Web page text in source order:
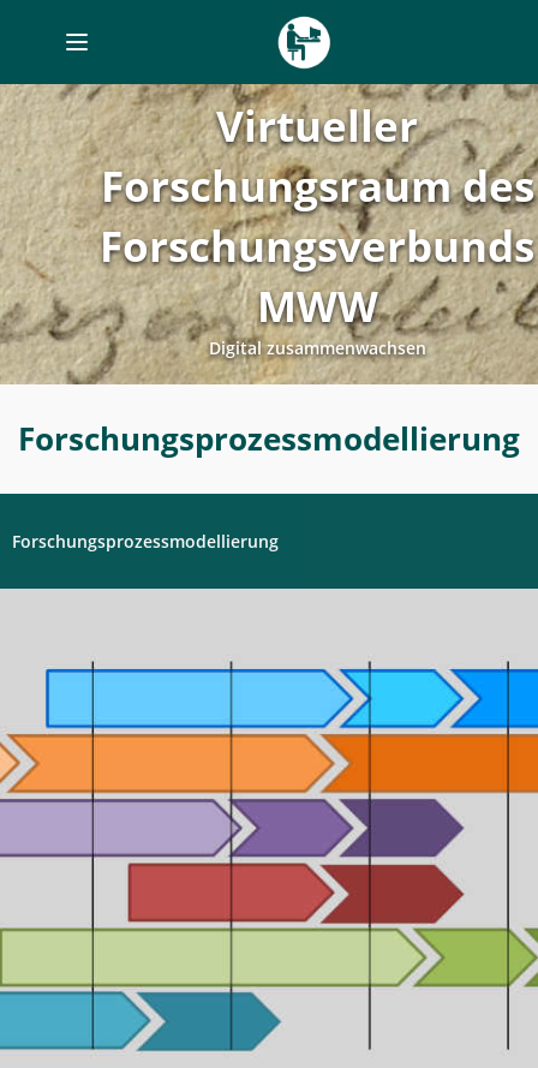
Toggle
navigation
Virtueller
Forschungsraum des
Forschungsverbunds
MWW
Digital zusammenwachsen
-
Forschungsprozessmodellierung
-
Digitales
Labor
Forschungsprozessmodellierung
Forschungsprozessmodellierung